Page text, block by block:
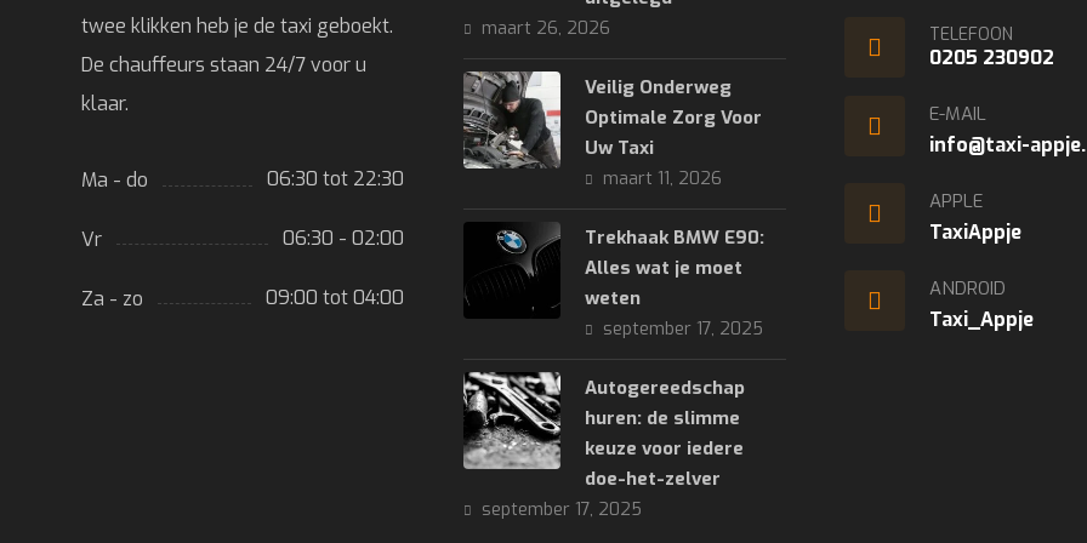
twee klikken heb je de taxi geboekt.
De chauffeurs staan 24/7 voor u
klaar.
Ma - do 06:30 tot 22:30
Vr 06:30 - 02:00
Za - zo 09:00 tot 04:00
maart 26, 2026
Veilig Onderweg
Optimale Zorg Voor
Uw Taxi
maart 11, 2026
Trekhaak BMW E90:
Alles wat je moet
weten
september 17, 2025
Autogereedschap
huren: de slimme
keuze voor iedere
doe-het-zelver
september 17, 2025
TELEFOON
0205 230902
E-MAIL
info@taxi-
APPLE
TaxiAppje
ANDROID
Taxi_Appje